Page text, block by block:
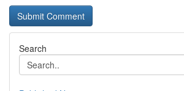
Search